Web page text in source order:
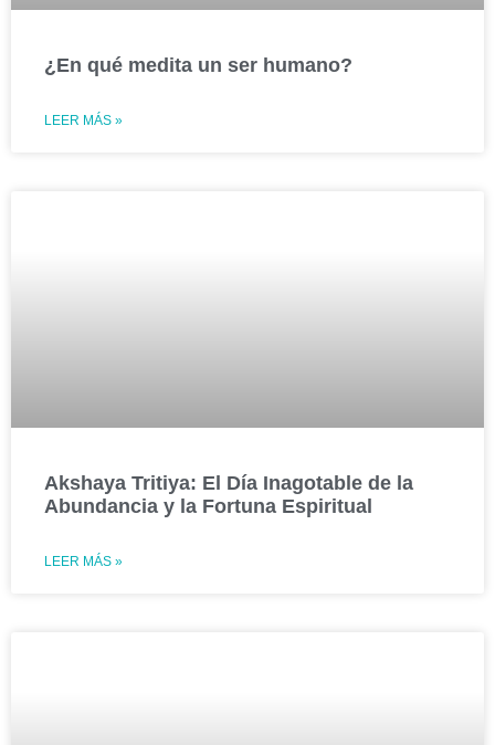
¿En qué medita un ser humano?
LEER MÁS »
Akshaya Tritiya: El Día Inagotable de la
Abundancia y la Fortuna Espiritual
LEER MÁS »